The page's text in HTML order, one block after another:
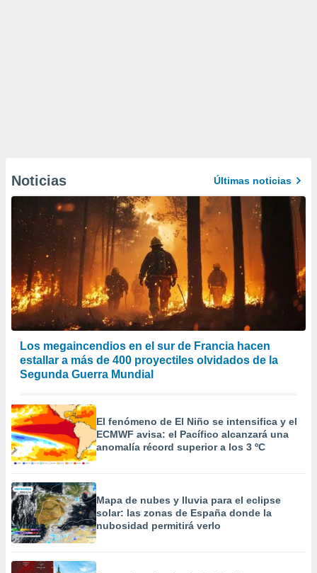
Noticias Últimas noticias
Los megaincendios en el sur de Francia hacen
estallar a más de 400 proyectiles olvidados de la
Segunda Guerra Mundial
El fenómeno de El Niño se intensifica y el
ECMWF avisa: el Pacífico alcanzará una
anomalía récord superior a los 3 ºC
Mapa de nubes y lluvia para el eclipse
solar: las zonas de España donde la
nubosidad permitirá verlo